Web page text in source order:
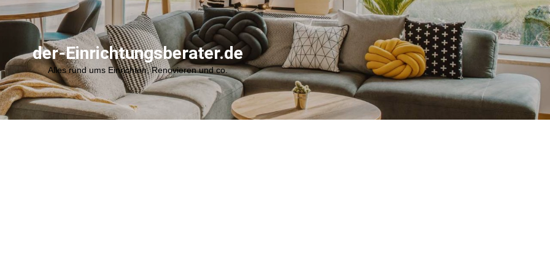
der-Einrichtungsberater.de
Alles rund ums Einrichten, Renovieren und co.